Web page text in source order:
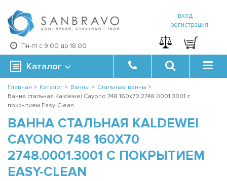
Пн-пт с 9:00 до 18:00
вход
регистрация
Каталог
Главная > Каталог > Ванны > Стальные ванны >
Ванна стальная Kaldewei Cayono 748 160x70 2748.0001.3001 с
покрытием Easy-Clean
ВАННА СТАЛЬНАЯ KALDEWEI
CAYONO 748 160X70
2748.0001.3001 С ПОКРЫТИЕМ
EASY-CLEAN